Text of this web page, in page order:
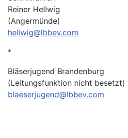
Reiner Hellwig
(Angermünde)
hellwig@lbbev.com
*
Bläserjugend Brandenburg
(Leitungsfunktion nicht besetzt)
blaeserjugend@lbbev.com